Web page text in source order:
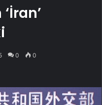
0 0